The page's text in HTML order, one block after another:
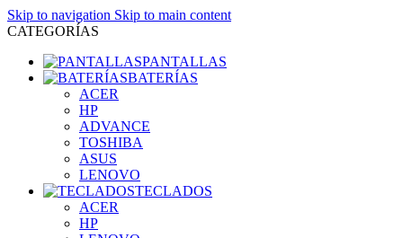
Skip to navigation Skip to main content
CATEGORÍAS
PANTALLAS
BATERÍAS
ACER
HP
ADVANCE
TOSHIBA
ASUS
LENOVO
TECLADOS
ACER
HP